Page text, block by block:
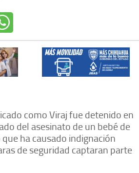
como Viraj fue detenido en
del asesinato de un bebé de
ha causado indignación
de seguridad captaran parte